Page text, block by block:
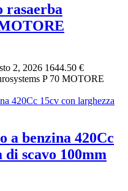
rasaerba
2, 2026 1644.50 €
P 70 MOTORE
a benzina 420Cc
di scavo 100mm